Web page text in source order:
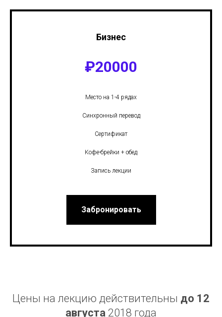
Бизнес
₽20000
Место на 1-4 рядах
Синхронный перевод
Сертификат
Кофе-брейки + обед
Запись лекции
Забронировать
Цены на лекцию действительны до 12
августа 2018 года